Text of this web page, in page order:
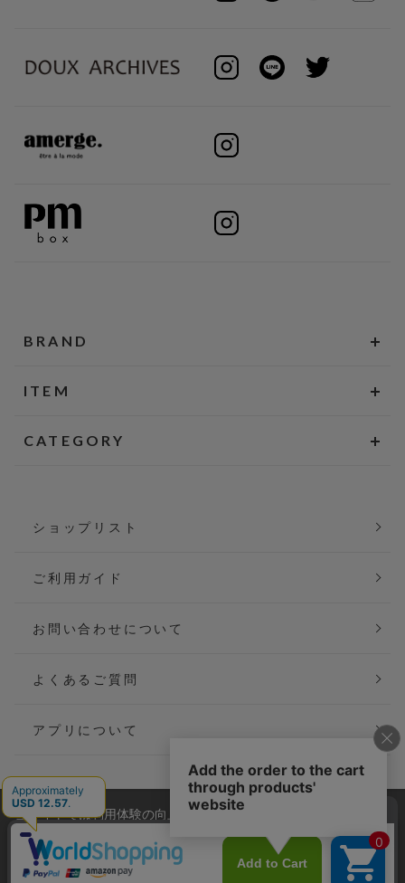
BRAND
ITEM
CATEGORY
ショップリスト
ご利用ガイド
お問い合わせについて
よくあるご質問
アプリについて
会社概要
ご利用規約
個人情報保護方針
当サイトでは利用体験の向上およびコンテンツの最適な提供、ト
ラフィックの分析を目的としてCookieを使用しています。
サイトの閲覧を継続された場合、Cookieの利用に同意したことも
のといたします。